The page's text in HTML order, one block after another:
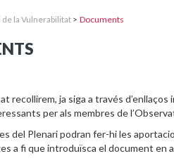
la Vulnerabilitat> Documents
recollirem, ja siga a través
per als membres de
del Plenari podran fer-hi les
a fi que introduïsca el document en